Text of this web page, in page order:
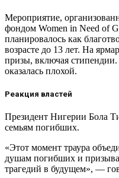
Мероприятие,
фондом Women in Need of
планировалось как
возрасте до 13 лет. На
призы, включая
оказалась плохой.
Реакция властей
Президент Нигерии Бола
семьям погибших.
«Этот момент траура
душам погибших и
трагедий в будущем», —